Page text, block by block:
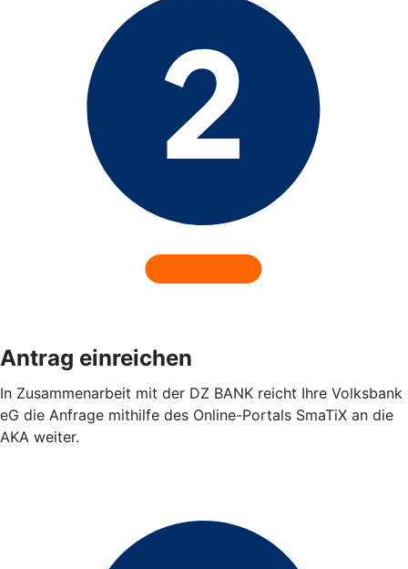
Antrag einreichen
In Zusammenarbeit mit der DZ BANK reicht Ihre Volksbank
eG die Anfrage mithilfe des Online-Portals SmaTiX an die
AKA weiter.